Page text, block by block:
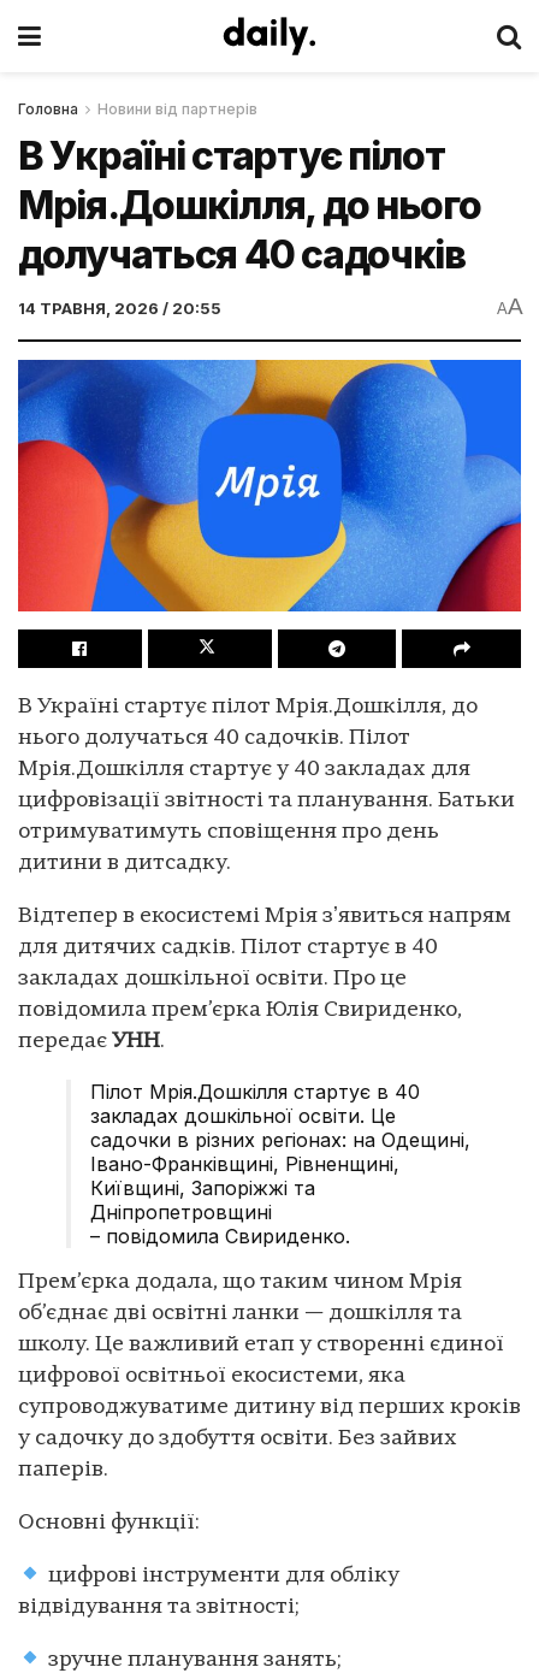
Головна Новини від партнерів
В Україні стартує пілот
Мрія.Дошкілля, до нього
долучаться 40 садочків
14 ТРАВНЯ, 2026 / 20:55 AA
В Україні стартує пілот Мрія.Дошкілля, до
нього долучаться 40 садочків. Пілот
Мрія.Дошкілля стартує у 40 закладах для
цифровізації звітності та планування. Батьки
отримуватимуть сповіщення про день
дитини в дитсадку.
Відтепер в екосистемі Мрія зʼявиться напрям
для дитячих садків. Пілот стартує в 40
закладах дошкільної освіти. Про це
повідомила прем’єрка Юлія Свириденко,
передає УНН.
Пілот Мрія.Дошкілля стартує в 40
закладах дошкільної освіти. Це
садочки в різних регіонах: на Одещині,
Івано-Франківщині, Рівненщині,
Київщині, Запоріжжі та
Дніпропетровщині
– повідомила Свириденко.
Прем’єрка додала, що таким чином Мрія
об’єднає дві освітні ланки — дошкілля та
школу. Це важливий етап у створенні єдиної
цифрової освітньої екосистеми, яка
супроводжуватиме дитину від перших кроків
у садочку до здобуття освіти. Без зайвих
паперів.
Основні функції:
цифрові інструменти для обліку
відвідування та звітності;
зручне планування занять;